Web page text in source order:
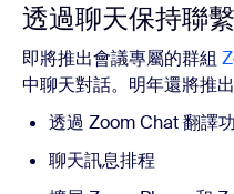
透過聊天保持聯
即將推出會議專屬的群組
中聊天對話。明年還將推出
透過 Zoom Chat 翻譯
聊天訊息排程